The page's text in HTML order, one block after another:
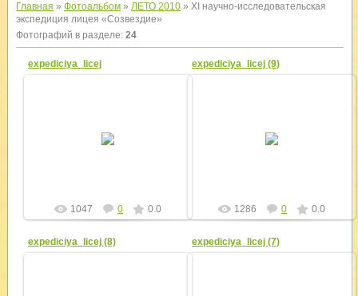
Главная » Фотоальбом» ЛЕТО 2010» XI научно-исследовательская
экспедиция лицея «Созвездие»
Фотографий в разделе: 24
expediciya_licej
1047 0 0.0
expediciya_licej (9)
1286 0 0.0
expediciya_licej (8) expediciya_licej (7)